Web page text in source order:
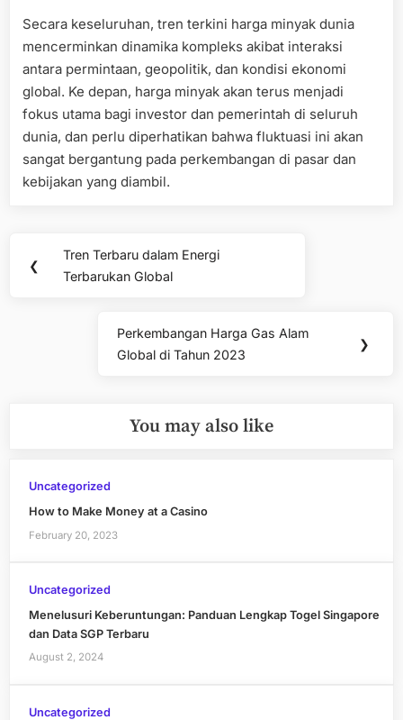
Secara keseluruhan, tren terkini harga minyak dunia
mencerminkan dinamika kompleks akibat interaksi
antara permintaan, geopolitik, dan kondisi ekonomi
global. Ke depan, harga minyak akan terus menjadi
fokus utama bagi investor dan pemerintah di seluruh
dunia, dan perlu diperhatikan bahwa fluktuasi ini akan
sangat bergantung pada perkembangan di pasar dan
kebijakan yang diambil.
navigation
❮
Previous
Post:
Tren Terbaru dalam Energi
Terbarukan Global
Next
Post:
Perkembangan Harga Gas Alam
Global di Tahun 2023
❯
You may also like
Uncategorized
How to Make Money at a Casino
February 20, 2023
Uncategorized
Menelusuri Keberuntungan: Panduan Lengkap Togel Singapore
dan Data SGP Terbaru
August 2, 2024
Uncategorized